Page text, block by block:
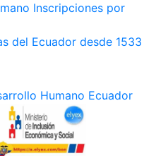
Inscripciones por
del Ecuador desde 1533
Humano Ecuador